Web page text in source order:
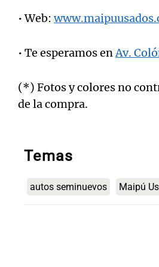
• Web:
• Te esperamos enAv.
(*) Fotos y colores no
de la compra.
Temas
autos seminuevos Maipú